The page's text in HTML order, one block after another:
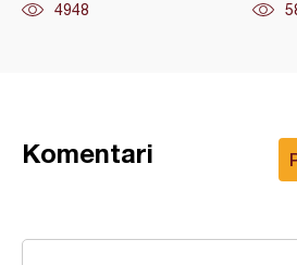
4948
Komentari